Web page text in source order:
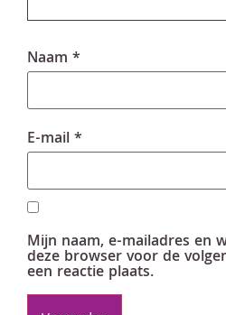
Naam *
E-mail*
Mijn naam, e-mailadres en
deze browser voor de
een reactie plaats.